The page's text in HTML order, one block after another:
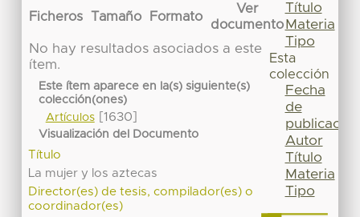
Ficheros Tamaño Formato
Ver
documento
No hay resultados asociados a este
ítem.
Este ítem aparece en la(s) siguiente(s)
colección(ones)
Artículos[1630]
Visualización del Documento
Título
La mujer y los aztecas
Director(es) de tesis, compilador(es) o
coordinador(es)
Título
Materia
Tipo
Esta
colección
Fecha
de
publicación
Autor
Título
Materia
Tipo